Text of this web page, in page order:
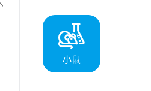
小鼠